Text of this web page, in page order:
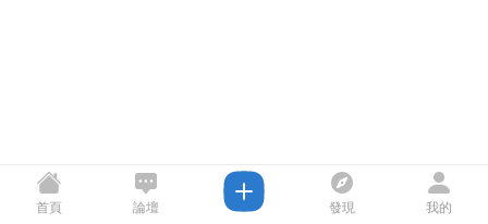
首頁 論壇 發現 我的